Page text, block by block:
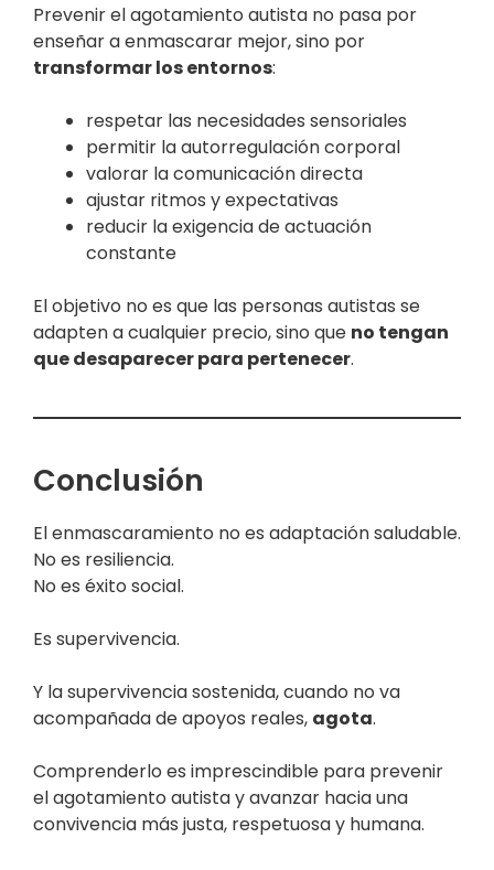
Prevenir el agotamiento autista no pasa por
enseñar a enmascarar mejor, sino por
transformar los entornos:
respetar las necesidades sensoriales
permitir la autorregulación corporal
valorar la comunicación directa
ajustar ritmos y expectativas
reducir la exigencia de actuación
constante
El objetivo no es que las personas autistas se
adapten a cualquier precio, sino que no tengan
que desaparecer para pertenecer.
Conclusión
El enmascaramiento no es adaptación saludable.
No es resiliencia.
No es éxito social.
Es supervivencia.
Y la supervivencia sostenida, cuando no va
acompañada de apoyos reales, agota.
Comprenderlo es imprescindible para prevenir
el agotamiento autista y avanzar hacia una
convivencia más justa, respetuosa y humana.